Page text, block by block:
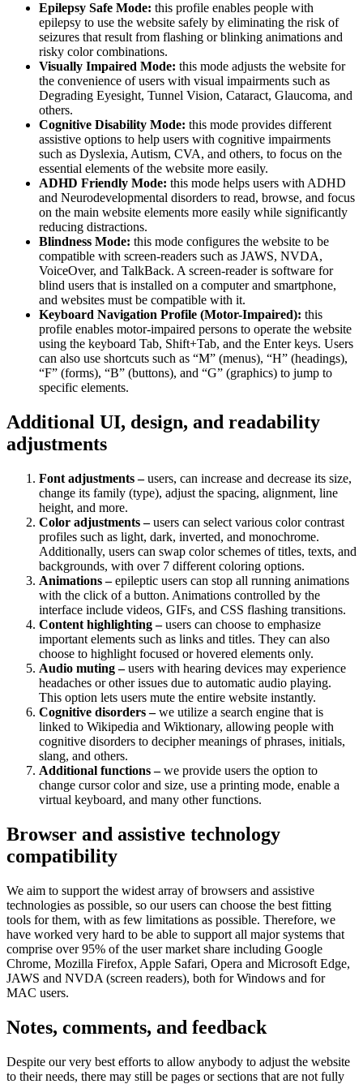
Epilepsy Safe Mode: this profile enables people with
epilepsy to use the website safely by eliminating the risk of
seizures that result from flashing or blinking animations and
risky color combinations.
Visually Impaired Mode: this mode adjusts the website for
the convenience of users with visual impairments such as
Degrading Eyesight, Tunnel Vision, Cataract, Glaucoma, and
others.
Cognitive Disability Mode: this mode provides different
assistive options to help users with cognitive impairments
such as Dyslexia, Autism, CVA, and others, to focus on the
essential elements of the website more easily.
ADHD Friendly Mode: this mode helps users with ADHD
and Neurodevelopmental disorders to read, browse, and focus
on the main website elements more easily while significantly
reducing distractions.
Blindness Mode: this mode configures the website to be
compatible with screen-readers such as JAWS, NVDA,
VoiceOver, and TalkBack. A screen-reader is software for
blind users that is installed on a computer and smartphone,
and websites must be compatible with it.
Keyboard Navigation Profile (Motor-Impaired): this
profile enables motor-impaired persons to operate the website
using the keyboard Tab, Shift+Tab, and the Enter keys. Users
can also use shortcuts such as “M” (menus), “H” (headings),
“F” (forms), “B” (buttons), and “G” (graphics) to jump to
specific elements.
Additional UI, design, and readability
adjustments
Font adjustments –users, can increase and decrease its size,
change its family (type), adjust the spacing, alignment, line
height, and more.
Color adjustments –users can select various color contrast
profiles such as light, dark, inverted, and monochrome.
Additionally, users can swap color schemes of titles, texts, and
backgrounds, with over 7 different coloring options.
Animations –epileptic users can stop all running animations
with the click of a button. Animations controlled by the
interface include videos, GIFs, and CSS flashing transitions.
Content highlighting –users can choose to emphasize
important elements such as links and titles. They can also
choose to highlight focused or hovered elements only.
Audio muting –users with hearing devices may experience
headaches or other issues due to automatic audio playing.
This option lets users mute the entire website instantly.
Cognitive disorders –we utilize a search engine that is
linked to Wikipedia and Wiktionary, allowing people with
cognitive disorders to decipher meanings of phrases, initials,
slang, and others.
Additional functions –we provide users the option to
change cursor color and size, use a printing mode, enable a
virtual keyboard, and many other functions.
Browser and assistive technology
compatibility
We aim to support the widest array of browsers and assistive
technologies as possible, so our users can choose the best fitting
tools for them, with as few limitations as possible. Therefore, we
have worked very hard to be able to support all major systems that
comprise over 95% of the user market share including Google
Chrome, Mozilla Firefox, Apple Safari, Opera and Microsoft Edge,
JAWS and NVDA (screen readers), both for Windows and for
MAC users.
Notes, comments, and feedback
Despite our very best efforts to allow anybody to adjust the website
to their needs, there may still be pages or sections that are not fully